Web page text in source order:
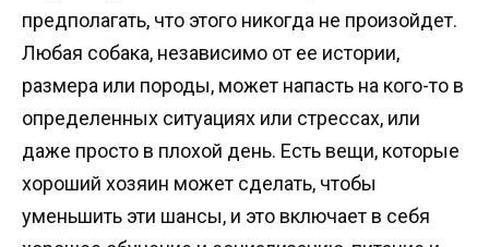
предполагать, что этого никогда не произойдет.
Любая собака, независимо от ее истории,
размера или породы, может напасть на кого-то в
определенных ситуациях или стрессах, или
даже просто в плохой день. Есть вещи, которые
хороший хозяин может сделать, чтобы
уменьшить эти шансы, и это включает в себя